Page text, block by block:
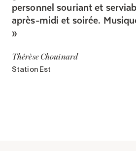
personnel souriant et
après-midi et soirée.
Thérèse Chouinard
Station Est